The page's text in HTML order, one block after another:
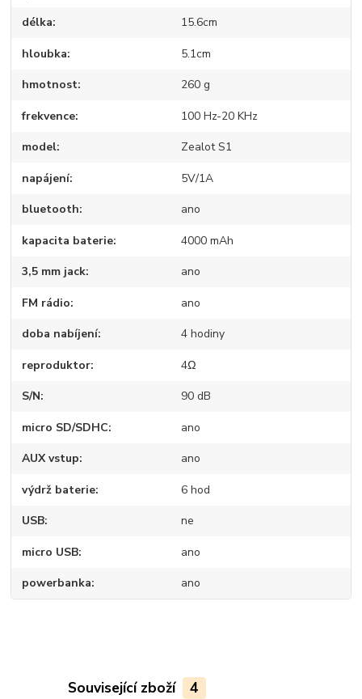
délka 15.6cm
hloubka 5.1cm
hmotnost 260 g
frekvence 100 Hz-20 KHz
model Zealot S1
napájení 5V/1A
bluetooth ano
kapacita baterie 4000 mAh
3,5 mm jack ano
FM rádio ano
doba nabíjení 4 hodiny
reproduktor 4Ω
S/N 90 dB
micro SD/SDHC ano
AUX vstup ano
výdrž baterie 6 hod
USB ne
micro USB ano
powerbanka ano
Související zboží 4